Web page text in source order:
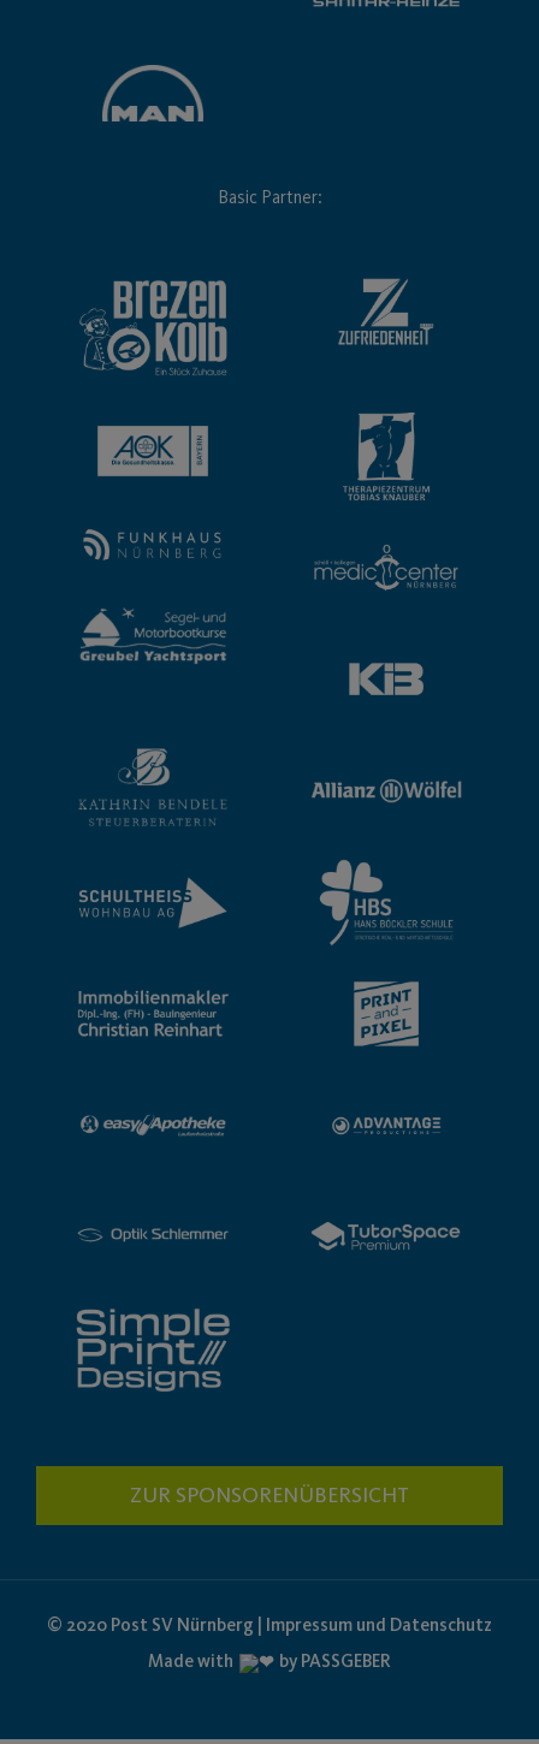
Basic Partner:
ZUR SPONSORENÜBERSICHT
© 2020 Post SV Nürnberg | Impressum und Datenschutz
Made with
by PASSGEBER